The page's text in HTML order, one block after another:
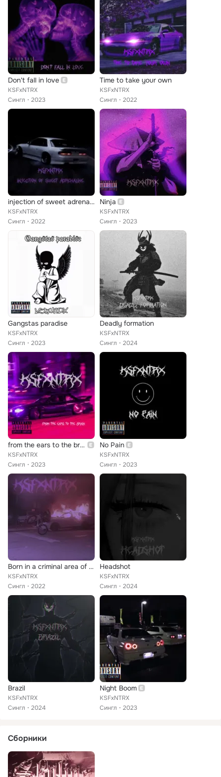
Don't fall in love
KSFxNTRX
Сингл
2023
Time to take your own
KSFxNTRX
Сингл
2022
injection of sweet adrenaline
KSFxNTRX
Сингл
2022
Ninja
KSFxNTRX
Сингл
2023
Gangstas paradise
KSFxNTRX
Сингл
2023
Deadly formation
KSFxNTRX
Сингл
2024
from the ears to the brain
KSFxNTRX
Сингл
2023
No Pain
KSFxNTRX
Сингл
2023
Born in a criminal area of the city
KSFxNTRX
Сингл
2022
Headshot
KSFxNTRX
Сингл
2024
Brazil
KSFxNTRX
Сингл
2024
Night Boom
KSFxNTRX
Сингл
2023
Сборники